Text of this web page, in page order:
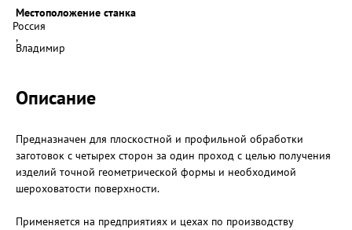
Местоположение станка
Россия
,
Владимир
Описание
Предназначен для плоскостной и профильной обработки
заготовок с четырех сторон за один проход с целью получения
изделий точной геометрической формы и необходимой
шероховатости поверхности.
Применяется на предприятиях и цехах по производству